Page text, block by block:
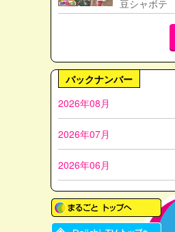
豆シャボテ
バックナンバー
2026年08月
2026年07月
2026年06月